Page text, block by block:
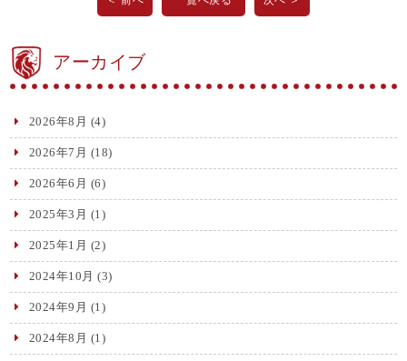
アーカイブ
2026年8月 (4)
2026年7月 (18)
2026年6月 (6)
2025年3月 (1)
2025年1月 (2)
2024年10月 (3)
2024年9月 (1)
2024年8月 (1)